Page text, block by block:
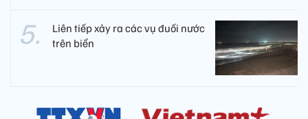
Liên tiếp xảy ra các vụ đuối nước
trên biển